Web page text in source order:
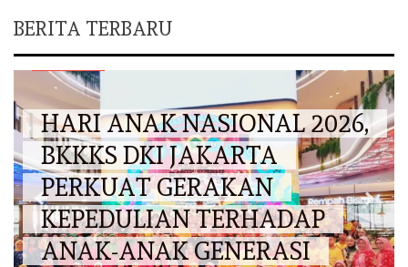
BERITA TERBARU
HARI ANAK NASIONAL 2026,
BKKKS DKI JAKARTA
PERKUAT GERAKAN
KEPEDULIAN TERHADAP
ANAK-ANAK GENERASI